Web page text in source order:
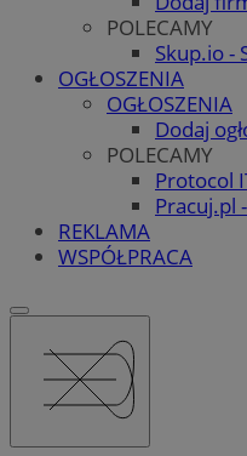
POLECAMY
Skup.io -
OGŁOSZENIA
OGŁOSZENIA
Dodaj
POLECAMY
Protocol
Pracuj.pl
REKLAMA
WSPÓŁPRACA